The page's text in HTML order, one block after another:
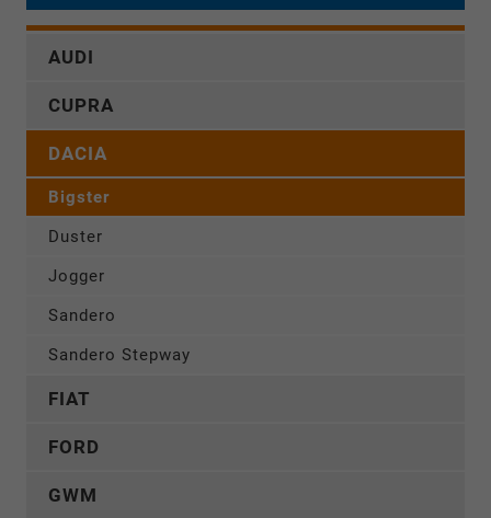
AUDI
CUPRA
DACIA
Bigster
Duster
Jogger
Sandero
Sandero Stepway
FIAT
FORD
GWM